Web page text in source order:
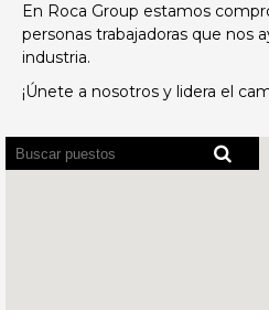
En Roca Group estamos
personas trabajadoras que nos
industria.
¡Únete a nosotros y lidera el
lectores
de